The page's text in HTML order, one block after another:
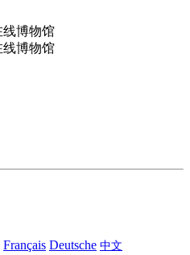
Français Deutsche 中文